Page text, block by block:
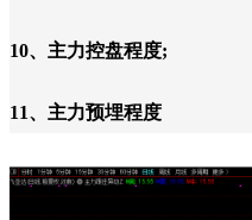
10、主力控盘程度;
11、主力预埋程度